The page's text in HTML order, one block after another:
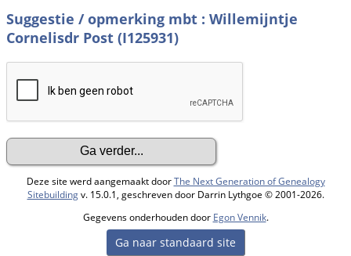
Suggestie / opmerking mbt : Willemijntje
Cornelisdr Post (I125931)
Deze site werd aangemaakt doorThe Next Generation of Genealogy
Sitebuildingv. 15.0.1, geschreven door Darrin Lythgoe © 2001-2026.
Gegevens onderhouden door Egon Vennik.
Ga naar standaard site